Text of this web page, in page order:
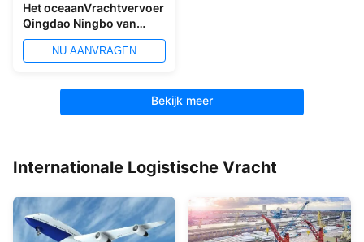
Het oceaanVrachtvervoer
Qingdao Ningbo van
Vrachtvervoerderchina
aan wereldwijd
NU AANVRAGEN
Bekijk meer
Internationale Logistische Vracht